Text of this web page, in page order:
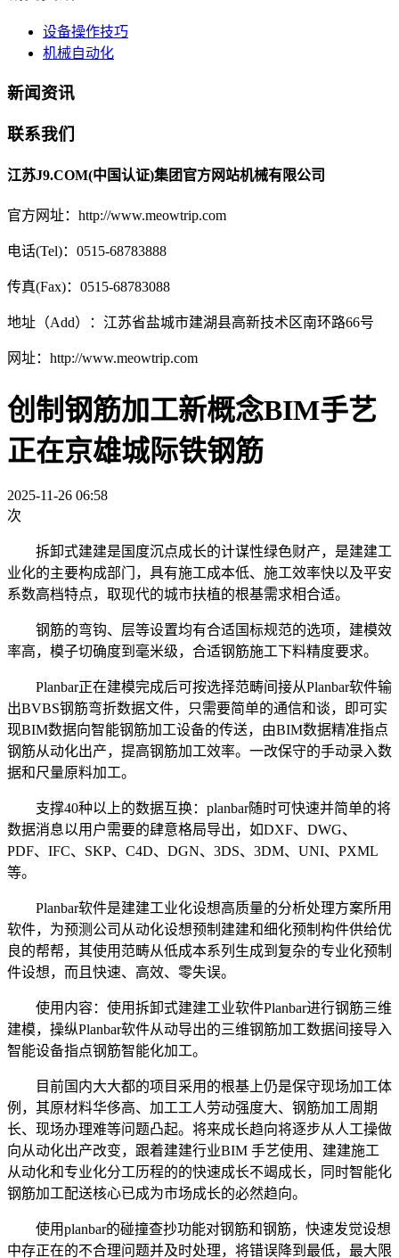
设备操作技巧
机械自动化
新闻资讯
联系我们
江苏J9.COM(中国认证)集团官方网站机械有限公司
官方网址：http://www.meowtrip.com
电话(Tel)：0515-68783888
传真(Fax)：0515-68783088
地址（Add）：江苏省盐城市建湖县高新技术区南环路66号
网址：http://www.meowtrip.com
创制钢筋加工新概念BIM手艺
正在京雄城际铁钢筋
2025-11-26 06:58
次
拆卸式建建是国度沉点成长的计谋性绿色财产，是建建工
业化的主要构成部门，具有施工成本低、施工效率快以及平安
系数高档特点，取现代的城市扶植的根基需求相合适。
钢筋的弯钩、层等设置均有合适国标规范的选项，建模效
率高，模子切确度到毫米级，合适钢筋施工下料精度要求。
Planbar正在建模完成后可按选择范畴间接从Planbar软件输
出BVBS钢筋弯折数据文件，只需要简单的通信和谈，即可实
现BIM数据向智能钢筋加工设备的传送，由BIM数据精准指点
钢筋从动化出产，提高钢筋加工效率。一改保守的手动录入数
据和尺量原料加工。
支撑40种以上的数据互换：planbar随时可快速并简单的将
数据消息以用户需要的肆意格局导出，如DXF、DWG、
PDF、IFC、SKP、C4D、DGN、3DS、3DM、UNI、PXML
等。
Planbar软件是建建工业化设想高质量的分析处理方案所用
软件，为预测公司从动化设想预制建建和细化预制构件供给优
良的帮帮，其使用范畴从低成本系列生成到复杂的专业化预制
件设想，而且快速、高效、零失误。
使用内容：使用拆卸式建建工业软件Planbar进行钢筋三维
建模，操纵Planbar软件从动导出的三维钢筋加工数据间接导入
智能设备指点钢筋智能化加工。
目前国内大大都的项目采用的根基上仍是保守现场加工体
例，其原材料华侈高、加工工人劳动强度大、钢筋加工周期
长、现场办理难等问题凸起。将来成长趋向将逐步从人工操做
向从动化出产改变，跟着建建行业BIM 手艺使用、建建施工
从动化和专业化分工历程的的快速成长不竭成长，同时智能化
钢筋加工配送核心已成为市场成长的必然趋向。
使用planbar的碰撞查抄功能对钢筋和钢筋，快速发觉设想
中存正在的不合理问题并及时处理，将错误降到最低，最大限